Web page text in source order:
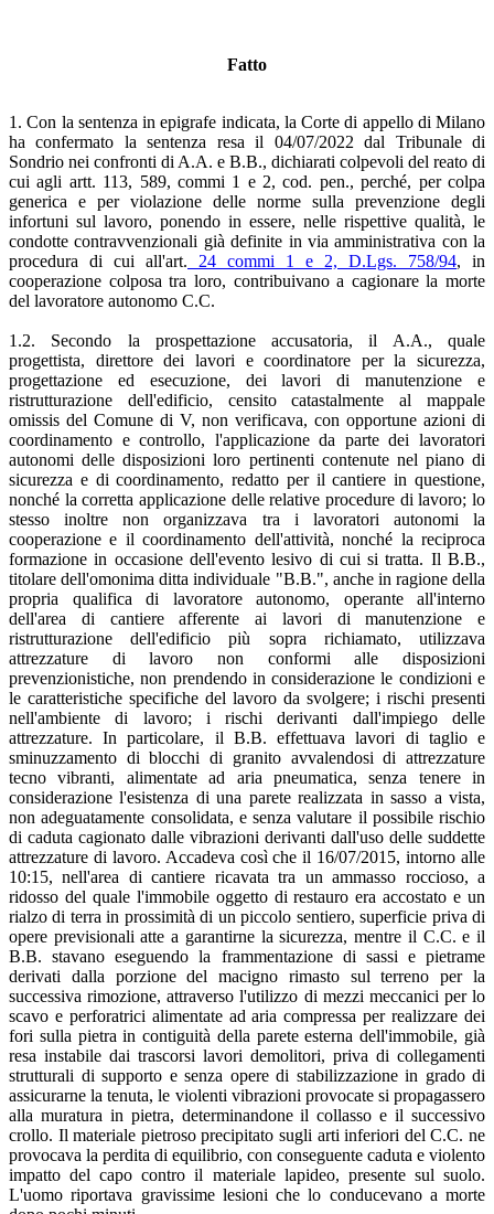
Fatto
1. Con la sentenza in epigrafe indicata, la Corte di appello di Milano
ha confermato la sentenza resa il 04/07/2022 dal Tribunale di
Sondrio nei confronti di A.A. e B.B., dichiarati colpevoli del reato di
cui agli artt. 113, 589, commi 1 e 2, cod. pen., perché, per colpa
generica e per violazione delle norme sulla prevenzione degli
infortuni sul lavoro, ponendo in essere, nelle rispettive qualità, le
condotte contravvenzionali già definite in via amministrativa con la
procedura di cui all'art. 24 commi 1 e 2, D.Lgs. 758/94, in
cooperazione colposa tra loro, contribuivano a cagionare la morte
del lavoratore autonomo C.C.
1.2. Secondo la prospettazione accusatoria, il A.A., quale
progettista, direttore dei lavori e coordinatore per la sicurezza,
progettazione ed esecuzione, dei lavori di manutenzione e
ristrutturazione dell'edificio, censito catastalmente al mappale
omissis del Comune di V, non verificava, con opportune azioni di
coordinamento e controllo, l'applicazione da parte dei lavoratori
autonomi delle disposizioni loro pertinenti contenute nel piano di
sicurezza e di coordinamento, redatto per il cantiere in questione,
nonché la corretta applicazione delle relative procedure di lavoro; lo
stesso inoltre non organizzava tra i lavoratori autonomi la
cooperazione e il coordinamento dell'attività, nonché la reciproca
formazione in occasione dell'evento lesivo di cui si tratta. Il B.B.,
titolare dell'omonima ditta individuale "B.B.", anche in ragione della
propria qualifica di lavoratore autonomo, operante all'interno
dell'area di cantiere afferente ai lavori di manutenzione e
ristrutturazione dell'edificio più sopra richiamato, utilizzava
attrezzature di lavoro non conformi alle disposizioni
prevenzionistiche, non prendendo in considerazione le condizioni e
le caratteristiche specifiche del lavoro da svolgere; i rischi presenti
nell'ambiente di lavoro; i rischi derivanti dall'impiego delle
attrezzature. In particolare, il B.B. effettuava lavori di taglio e
sminuzzamento di blocchi di granito avvalendosi di attrezzature
tecno vibranti, alimentate ad aria pneumatica, senza tenere in
considerazione l'esistenza di una parete realizzata in sasso a vista,
non adeguatamente consolidata, e senza valutare il possibile rischio
di caduta cagionato dalle vibrazioni derivanti dall'uso delle suddette
attrezzature di lavoro. Accadeva così che il 16/07/2015, intorno alle
10:15, nell'area di cantiere ricavata tra un ammasso roccioso, a
ridosso del quale l'immobile oggetto di restauro era accostato e un
rialzo di terra in prossimità di un piccolo sentiero, superficie priva di
opere previsionali atte a garantirne la sicurezza, mentre il C.C. e il
B.B. stavano eseguendo la frammentazione di sassi e pietrame
derivati dalla porzione del macigno rimasto sul terreno per la
successiva rimozione, attraverso l'utilizzo di mezzi meccanici per lo
scavo e perforatrici alimentate ad aria compressa per realizzare dei
fori sulla pietra in contiguità della parete esterna dell'immobile, già
resa instabile dai trascorsi lavori demolitori, priva di collegamenti
strutturali di supporto e senza opere di stabilizzazione in grado di
assicurarne la tenuta, le violenti vibrazioni provocate si propagassero
alla muratura in pietra, determinandone il collasso e il successivo
crollo. Il materiale pietroso precipitato sugli arti inferiori del C.C. ne
provocava la perdita di equilibrio, con conseguente caduta e violento
impatto del capo contro il materiale lapideo, presente sul suolo.
L'uomo riportava gravissime lesioni che lo conducevano a morte